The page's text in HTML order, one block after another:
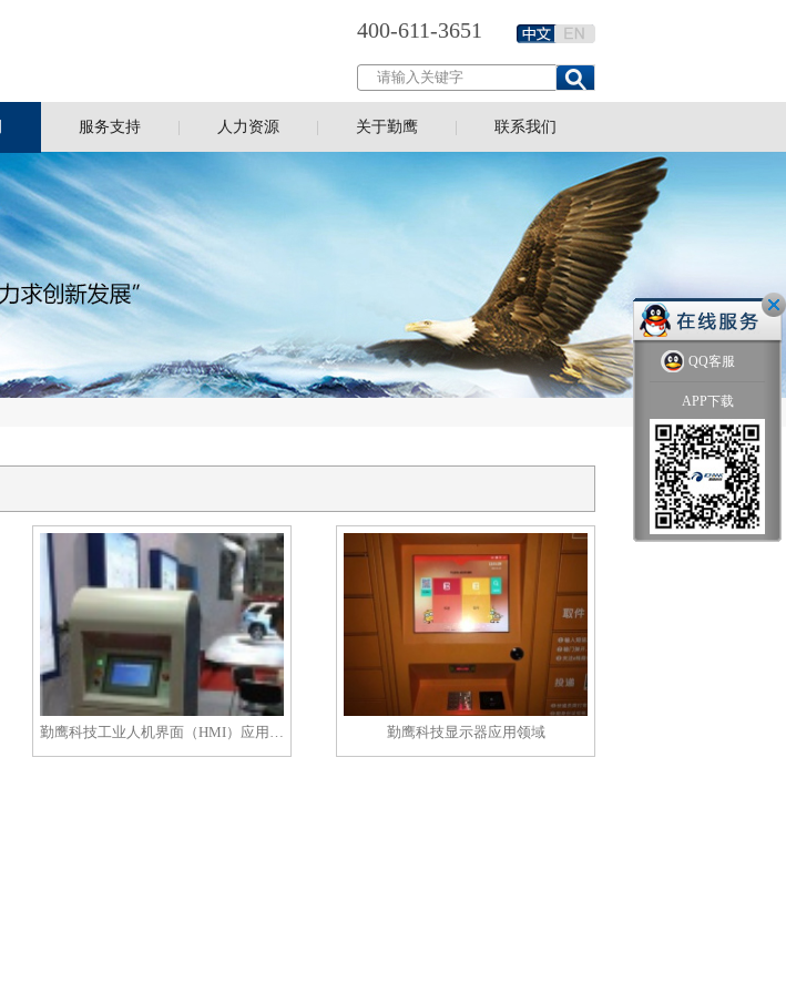
400-611-3651
服务支持 人力资源 关于勤鹰 联系我们
勤鹰科技工业人机界面（HMI）应用在充电终端设备上 勤鹰科技显示器应用领域
QQ客服
APP下载